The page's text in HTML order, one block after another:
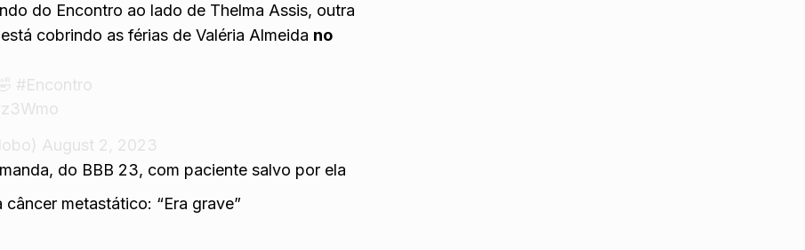
do Encontro ao lado de Thelma Assis, outra
cobrindo as férias de Valéria Almeida no
#Encontro
August 2, 2023
do BBB 23, com paciente salvo por ela
metastático: “Era grave”